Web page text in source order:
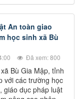
An toàn giao
học sinh xã Bù
Đã xem: 800
Bù Gia Mập, tỉnh
với các trường học
giáo dục pháp luật